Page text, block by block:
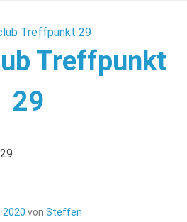
Treffpunkt
29
2020 von Steffen